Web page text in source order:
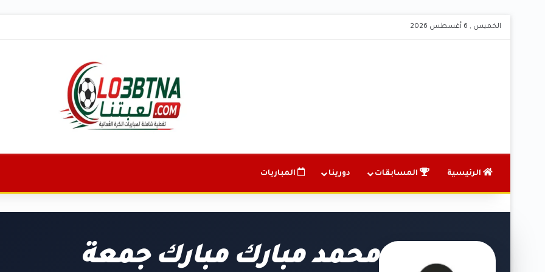
الخميس , 6 أغسطس 2026
الرئيسية المسابقات دورينا المباريات
محمد مبارك مبارك جمعة